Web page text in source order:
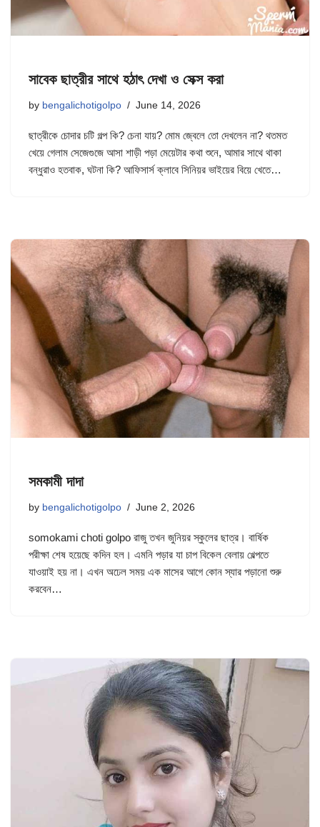
সাবেক ছাত্রীর সাথে হঠাৎ দেখা ও সেক্স করা
by bengalichotigolpo June 14, 2026
ছাত্রীকে চোদার চটি গল্প কি? চেনা যায়? মোম জ্বেলে তো দেখলেন না? থতমত
খেয়ে গেলাম সেজেগুজে আসা শাড়ী পড়া মেয়েটার কথা শুনে, আমার সাথে থাকা
বন্ধুরাও হতবাক, ঘটনা কি? আফিসার্স ক্লাবে সিনিয়র ভাইয়ের বিয়ে খেতে…
সমকামী দাদা
by bengalichotigolpo June 2, 2026
somokami choti golpo রাজু তখন জুনিয়র স্কুলের ছাত্র। বার্ষিক
পরীক্ষা শেষ হয়েছে কদিন হল। এমনি পড়ার যা চাপ বিকেল বেলায় খেল্পতে
যাওয়াই হয় না। এখন অঢেল সময় এক মাসের আগে কোন স্যার পড়ানো শুরু
করবেন…